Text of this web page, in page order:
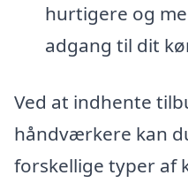
hurtigere og
adgang til dit
Ved at indhente
håndværkere kan
forskellige typer af